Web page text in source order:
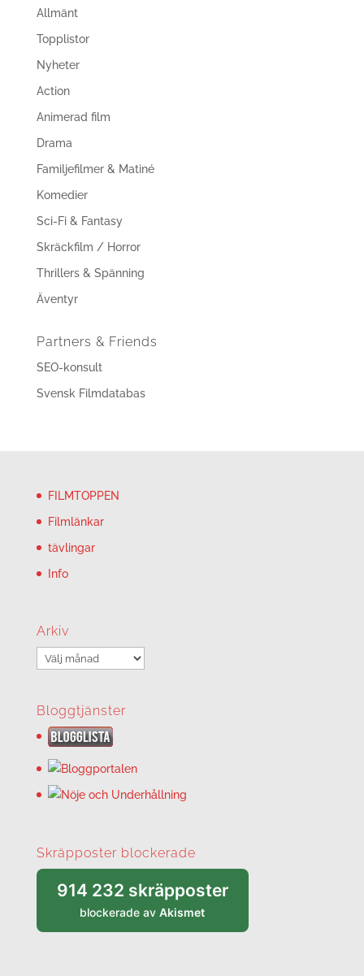
Allmänt
Topplistor
Nyheter
Action
Animerad film
Drama
Familjefilmer & Matiné
Komedier
Sci-Fi & Fantasy
Skräckfilm / Horror
Thrillers & Spänning
Äventyr
Partners & Friends
SEO-konsult
Svensk Filmdatabas
FILMTOPPEN
Filmlänkar
tävlingar
Info
Arkiv
Arkiv
Bloggtjänster
Skräpposter blockerade
914 232 skräpposter
blockerade avAkismet